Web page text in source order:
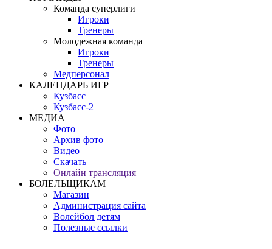
Команда суперлиги
Игроки
Тренеры
Молодежная команда
Игроки
Тренеры
Медперсонал
КАЛЕНДАРЬ ИГР
Кузбасс
Кузбасс-2
МЕДИА
Фото
Архив фото
Видео
Скачать
Онлайн трансляция
БОЛЕЛЬЩИКАМ
Магазин
Администрация сайта
Волейбол детям
Полезные ссылки